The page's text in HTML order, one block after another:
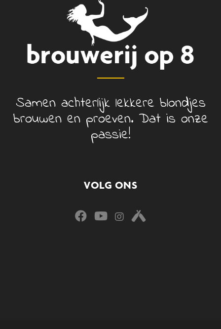
Samen achterlijk lekkere blondjes
brouwen en proeven. Dat is onze
passie!
VOLG ONS